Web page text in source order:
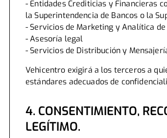
- Entidades Crediticias y Financieras
la Superintendencia de Bancos o la
- Servicios de Marketing y Analítica de
- Asesoría legal
- Servicios de Distribución y
Vehicentro exigirá a los terceros a
estándares adecuados de
4. CONSENTIMIENTO,
LEGÍTIMO.